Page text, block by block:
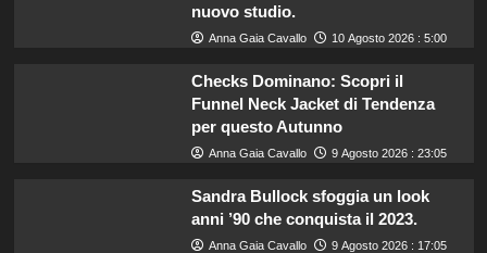
nuovo studio.
Anna Gaia Cavallo 10 Agosto 2026 : 5:00
Checks Dominano: Scopri il
Funnel Neck Jacket di Tendenza
per questo Autunno
Anna Gaia Cavallo 9 Agosto 2026 : 23:05
Sandra Bullock sfoggia un look
anni ’90 che conquista il 2023.
Anna Gaia Cavallo 9 Agosto 2026 : 17:05